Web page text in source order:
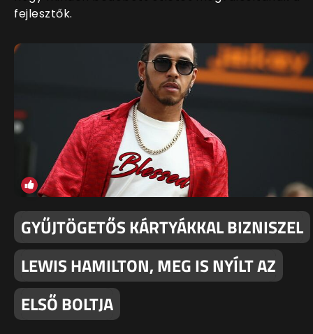
fejlesztők.
GYŰJTÖGETŐS KÁRTYÁKKAL BIZNISZEL
LEWIS HAMILTON, MEG IS NYÍLT AZ
ELSŐ BOLTJA